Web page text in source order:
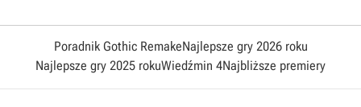
Poradnik Gothic RemakeNajlepsze gry 2026 roku
Najlepsze gry 2025 rokuWiedźmin 4Najbliższe premiery